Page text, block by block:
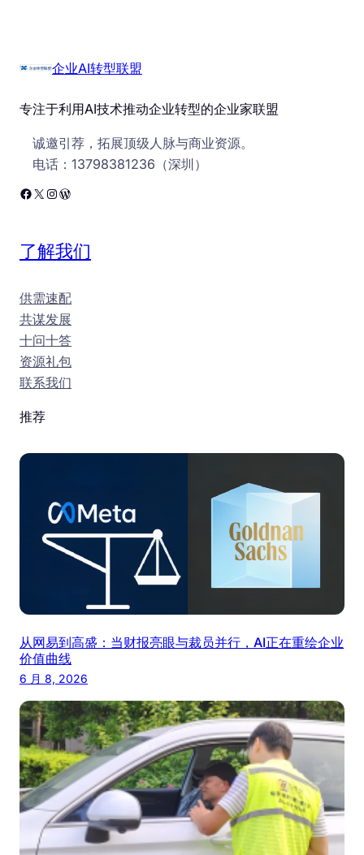
企业AI转型联盟
专注于利用AI技术推动企业转型的企业家联盟
诚邀引荐，拓展顶级人脉与商业资源。
电话：13798381236（深圳）
Facebook X Instagram WordPress
了解我们
供需速配
共谋发展
十问十答
资源礼包
联系我们
推荐
从网易到高盛：当财报亮眼与裁员并行，AI正在重绘企业
价值曲线
6 月 8, 2026